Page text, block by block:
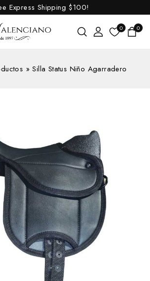
Express Shipping $100!
0 0
»Silla Status Niño Agarradero